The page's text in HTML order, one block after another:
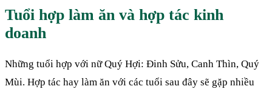
Tuổi hợp làm ăn và hợp tác kinh
doanh
Những tuổi hợp với nữ Quý Hợi: Đinh Sửu, Canh Thìn, Quý
Mùi. Hợp tác hay làm ăn với các tuổi sau đây sẽ gặp nhiều